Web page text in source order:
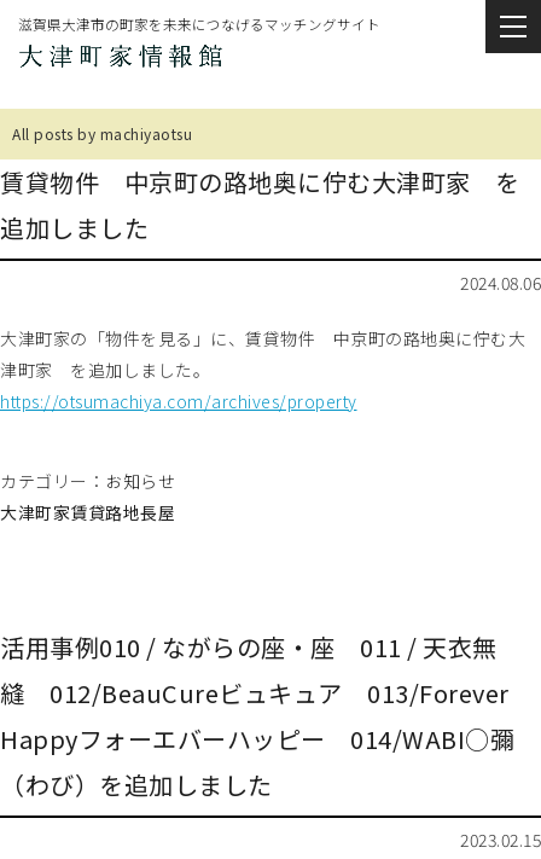
滋賀県大津市の町家を未来につなげるマッチングサイト
All posts by machiyaotsu
賃貸物件 中京町の路地奥に佇む大津町家 を
追加しました
2024.08.06
大津町家の「物件を見る」に、賃貸物件 中京町の路地奥に佇む大
津町家 を追加しました。
https://otsumachiya.com/archives/property
カテゴリー： お知らせ
大津町家賃貸路地長屋
活用事例010 / ながらの座・座 011 / 天衣無
縫 012/BeauCureビュキュア 013/Forever
Happyフォーエバーハッピー 014/WABI○彌
（わび）を追加しました
2023.02.15